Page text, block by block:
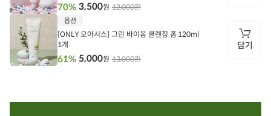
담
12,000원
70% 3,500원
담
옵션
[ONLY 오아시스] 그린 바이옴 클렌징 폼 120ml
1개
13,000원
61% 5,000원
담기